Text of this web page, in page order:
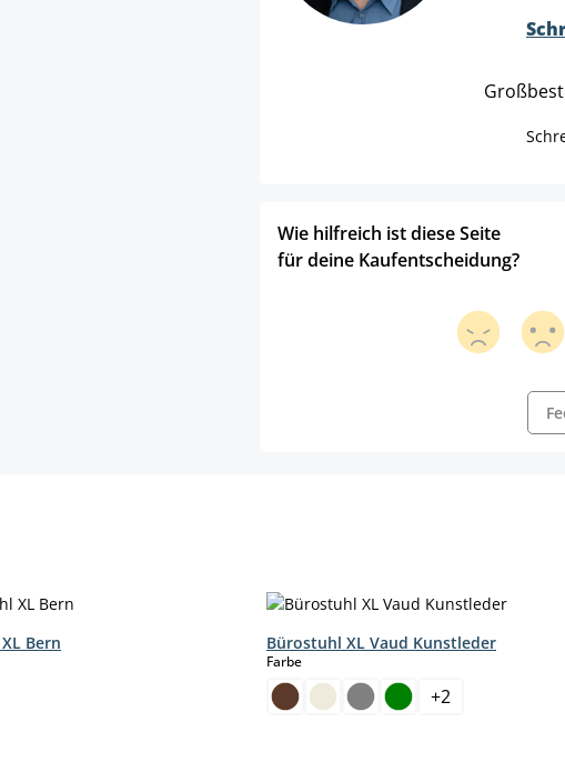
Wie hilfreich ist diese Seite
für deine Kaufentscheidung?
Bern Bürostuhl XL Vaud Kunstleder
Farbeauswählen
+2